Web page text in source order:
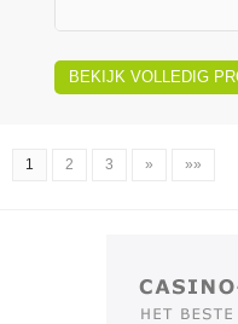
BEKIJK VOLLEDIG
1 2 3 » »»